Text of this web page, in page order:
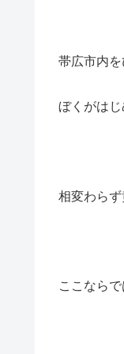
帯広市内を
ぼくがはじ
相変わらず
ここなら